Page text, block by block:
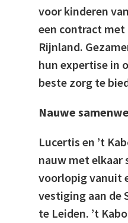
voor kinderen
een contract
Rijnland.
hun expertise in
beste zorg te
Nauwe
Lucertis en ’t
nauw met elkaar
voorlopig vanuit
vestiging aan de
te Leiden. ’t